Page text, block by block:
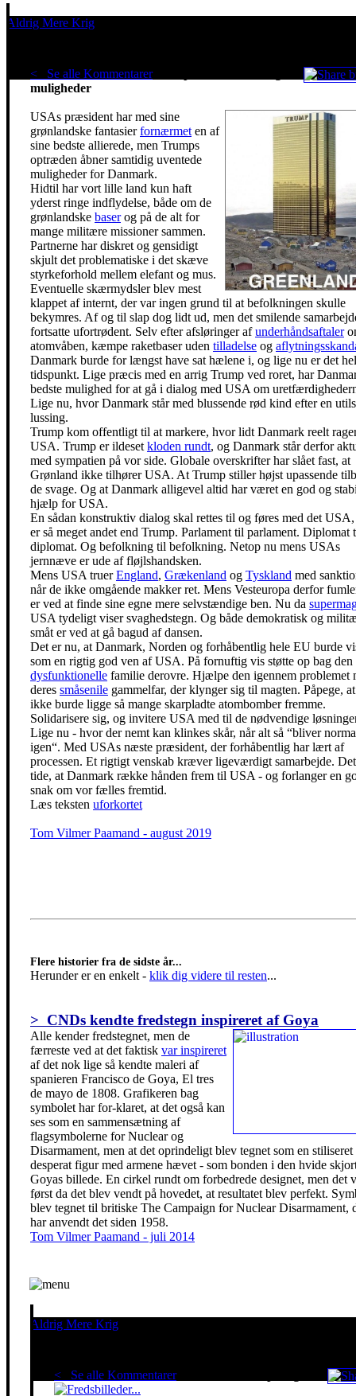
Aldrig Mere Krig
< Se alle KommentarerTrumps fornærmelser giver
muligheder
USAs præsident har med sine
grønlandske fantasierfornærmet en af
sine bedste allierede, men Trumps
optræden åbner samtidig uventede
muligheder for Danmark.
Hidtil har vort lille land kun haft
yderst ringe indflydelse, både om de
grønlandske baserog på de alt for
mange militære missioner sammen.
Partnerne har diskret og gensidigt
skjult det problematiske i det skæve
styrkeforhold mellem elefant og mus.
Eventuelle skærmydsler blev mest
klappet af internt, der var ingen grund til at befolkningen skulle
bekymres. Af og til slap dog lidt ud, men det smilende
fortsatte ufortrødent. Selv efter afsløringer afunderhåndsaftaler
atomvåben, kæmpe raketbaser uden tilladelse og
Danmark burde for længst have sat hælene i, og lige nu er det
tidspunkt. Lige præcis med en arrig Trump ved roret, har
bedste mulighed for at gå i dialog med USA om
Lige nu, hvor Danmark står med blussende rød kind efter en
lussing.
Trump kom offentligt til at markere, hvor lidt Danmark reelt
USA. Trump er ildeset kloden rundt, og Danmark står derfor
med sympatien på vor side. Globale overskrifter har slået fast, at
Grønland ikke tilhører USA. At Trump stiller højst upassende
de svage. Og at Danmark alligevel altid har været en god og
hjælp for USA.
En sådan konstruktiv dialog skal rettes til og føres med det
er så meget andet end Trump. Parlament til parlament. Diplomat
diplomat. Og befolkning til befolkning. Netop nu mens USAs
jernnæve er ude af fløjlshandsken.
Mens USA truerEngland, Grækenland og Tyskland med
når de ikke omgående makker ret. Mens Vesteuropa derfor
er ved at finde sine egne mere selvstændige ben. Nu da
USA tydeligt viser svaghedstegn. Og både demokratisk og
småt er ved at gå bagud af dansen.
Det er nu, at Danmark, Norden og forhåbentlig hele EU burde
som en rigtig god ven af USA. På fornuftig vis støtte op bag den
dysfunktionelle familie derovre. Hjælpe den igennem problemet
deres småsenile gammelfar, der klynger sig til magten. Påpege,
ikke burde ligge så mange skarpladte atombomber fremme.
Solidarisere sig, og invitere USA med til de nødvendige
Lige nu - hvor der nemt kan klinkes skår, når alt så “bliver
igen“. Med USAs næste præsident, der forhåbentlig har lært af
processen. Et rigtigt venskab kræver ligeværdigt samarbejde.
tide, at Danmark række hånden frem til USA - og forlanger en
snak om vor fælles fremtid.
Læs teksten uforkortet
Tom Vilmer Paamand - august 2019
Flere historier fra de sidste år...
Herunder er en enkelt - klik dig videre til resten...
> CNDs kendte fredstegn inspireret af Goya
Alle kender fredstegnet, men de
færreste ved at det faktisk var inspireret
af det nok lige så kendte maleri af
spanieren Francisco de Goya, El tres
de mayo de 1808. Grafikeren bag
symbolet har for-klaret, at det også kan
ses som en sammensætning af
flagsymbolerne for Nuclear og
Disarmament, men at det oprindeligt blev tegnet som en stiliseret
desperat figur med armene hævet - som bonden i den hvide
Goyas billede. En cirkel rundt om forbedrede designet, men det
først da det blev vendt på hovedet, at resultatet blev perfekt.
blev tegnet til britiske The Campaign for Nuclear Disarmament,
har anvendt det siden 1958.
Tom Vilmer Paamand - juli 2014
Aldrig Mere Krig
< Se alle KommentarerRed klimaet - stop krigen!